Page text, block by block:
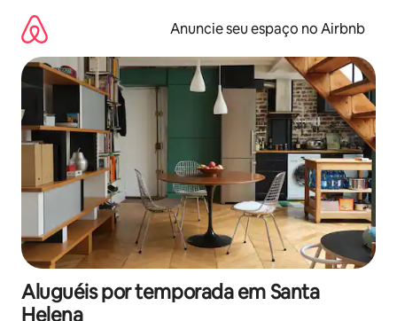
para
conteúdo
Anuncie seu espaço no Airbnb
Aluguéis por temporada em Santa
Helena